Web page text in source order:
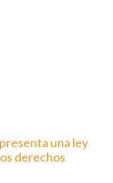
una ley
derechos